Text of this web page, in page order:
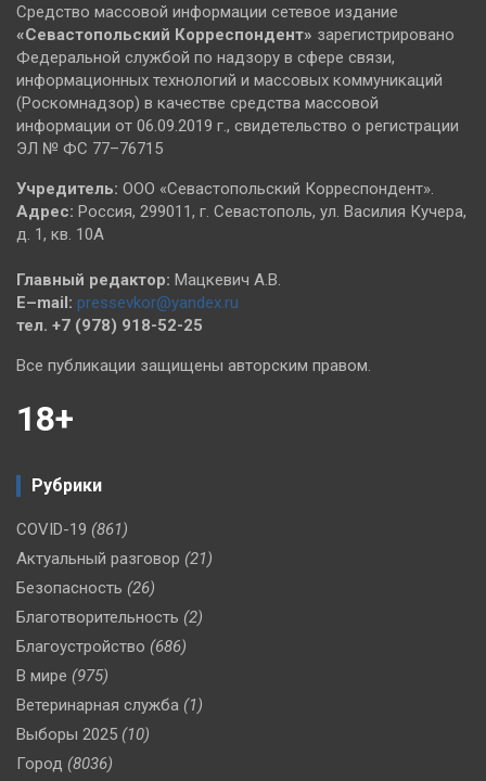
Средство массовой информации сетевое издание
«Севастопольский Корреспондент» зарегистрировано
Федеральной службой по надзору в сфере связи,
информационных технологий и массовых коммуникаций
(Роскомнадзор) в качестве средства массовой
информации от 06.09.2019 г., свидетельство о регистрации
ЭЛ № ФС 77–76715
Учредитель: ООО «Севастопольский Корреспондент».
Адрес: Россия, 299011, г. Севастополь, ул. Василия Кучера,
д. 1, кв. 10А
Главный редактор: Мацкевич А.В.
E–mail: pressevkor@yandex.ru
тел. +7 (978) 918-52-25
Все публикации защищены авторским правом.
18+
Рубрики
COVID-19 (861)
Актуальный разговор (21)
Безопасность (26)
Благотворительность (2)
Благоустройство (686)
В мире (975)
Ветеринарная служба (1)
Выборы 2025 (10)
Город (8036)